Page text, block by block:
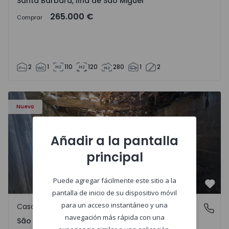
Comprar 265.000 €
2 1 110 120 280 1 2
Nuevo
Casa Vila Real, São Tomé do Castelo e Justes - 1575189 - 1
São Tomé do Castelo e Justes, Vila Real
Casa de Campo
São Tomé do Castelo e Justes, Vila Real
Añadir a la pantalla
principal
Puede agregar fácilmente este sitio a la
pantalla de inicio de su dispositivo móvil
para un acceso instantáneo y una
navegación más rápida con una